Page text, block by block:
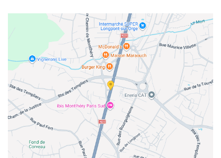
mardi
09:00 - 12:00
14:00 - 19:00
09:00 - 12:0014:00 - 19:00
09:00 - 12:0014:00 - 19:00
09:00 - 12:00 14:00 - 19:00
09:00 - 12:0014:00 - 18:00
dimanche
fermé